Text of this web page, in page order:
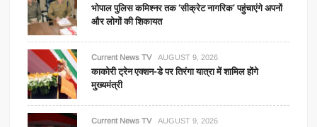
भोपाल पुलिस कमिश्नर तक ‘सीक्रेट नागरिक’ पहुंचाएंगे अपनों
और लोगों की शिकायत
Current News TV AUGUST 9, 2026
काकोरी ट्रेन एक्शन-डे पर तिरंगा यात्रा में शामिल होंगे
मुख्यमंत्री
Current News TV AUGUST 9, 2026